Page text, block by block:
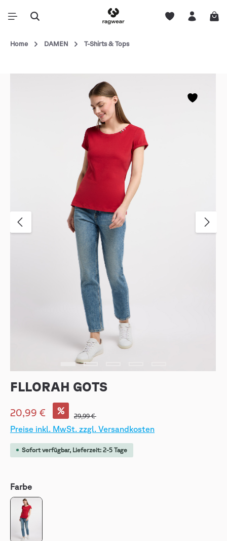
Home DAMEN T-Shirts & Tops
FLLORAH GOTS
20,99 € %
29,99 €
Preise inkl. MwSt. zzgl. Versandkosten
Sofort verfügbar, Lieferzeit: 2-5 Tage
Farbe